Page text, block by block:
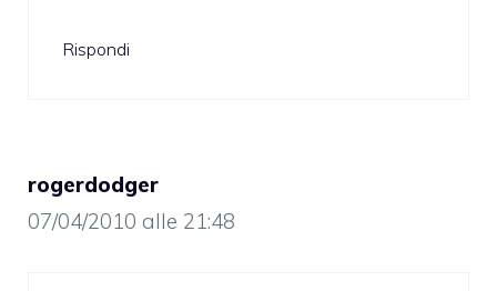
Rispondi
rogerdodger
07/04/2010 alle 21:48